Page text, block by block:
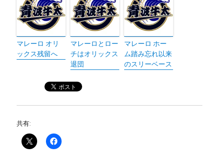
マレーロ オリ
ックス残留へ
マレーロとロー
チはオリックス
退団
マレーロ ホー
ム踏み忘れ以来
のスリーベース
共有: